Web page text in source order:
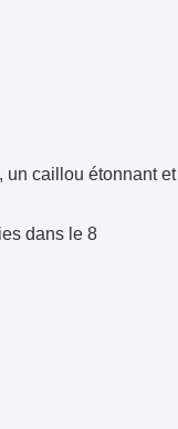
caillou étonnant
dans le 8